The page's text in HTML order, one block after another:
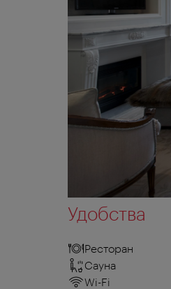
Удобства
Ресторан
Сауна
Wi-Fi